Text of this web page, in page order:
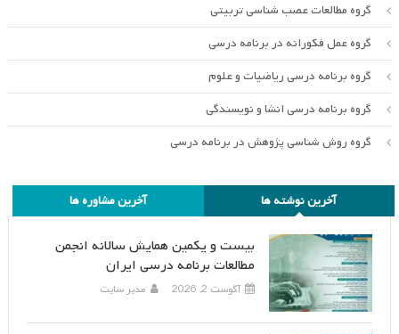
گروه مطالعات عصب شناسی تربیتی
گروه عمل فکورانه در برنامه درسی
گروه برنامه درسی ریاضیات و علوم
گروه برنامه درسی انشا و نویسندگی
گروه روش شناسی پژوهش در برنامه درسی
آخرین نوشته ها آخرین مشاوره ها
بیست و یکمین همایش سالانه انجمن
مطالعات برنامه درسی ایران
آگوست 2, 2026 مدیر سایت